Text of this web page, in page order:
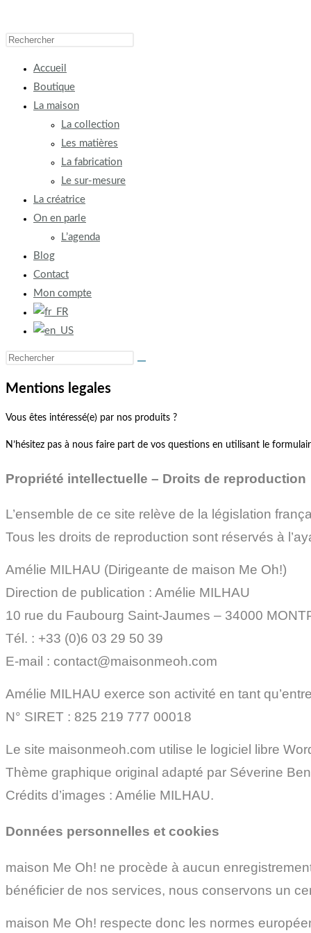
Accueil
Boutique
La maison
La collection
Les matières
La fabrication
Le sur-mesure
La créatrice
On en parle
L’agenda
Blog
Contact
Mon compte
Mentions legales
Vous êtes intéressé(e) par nos produits ?
N’hésitez pas à nous faire part de vos questions en utilisant le
Propriété intellectuelle – Droits de reproduction
L’ensemble de ce site relève de la législation
Tous les droits de reproduction sont réservés à
Amélie MILHAU (Dirigeante de maison Me Oh!)
Direction de publication : Amélie MILHAU
10 rue du Faubourg Saint-Jaumes – 34000
Tél. : +33 (0)6 03 29 50 39
E-mail : contact@maisonmeoh.com
Amélie MILHAU exerce son activité en tant
N° SIRET : 825 219 777 00018
Le site maisonmeoh.com utilise le logiciel libre
Thème graphique original adapté par Séverine
Crédits d’images : Amélie MILHAU.
Données personnelles et cookies
maison Me Oh! ne procède à aucun
bénéficier de nos services, nous conservons un
maison Me Oh! respecte donc les normes